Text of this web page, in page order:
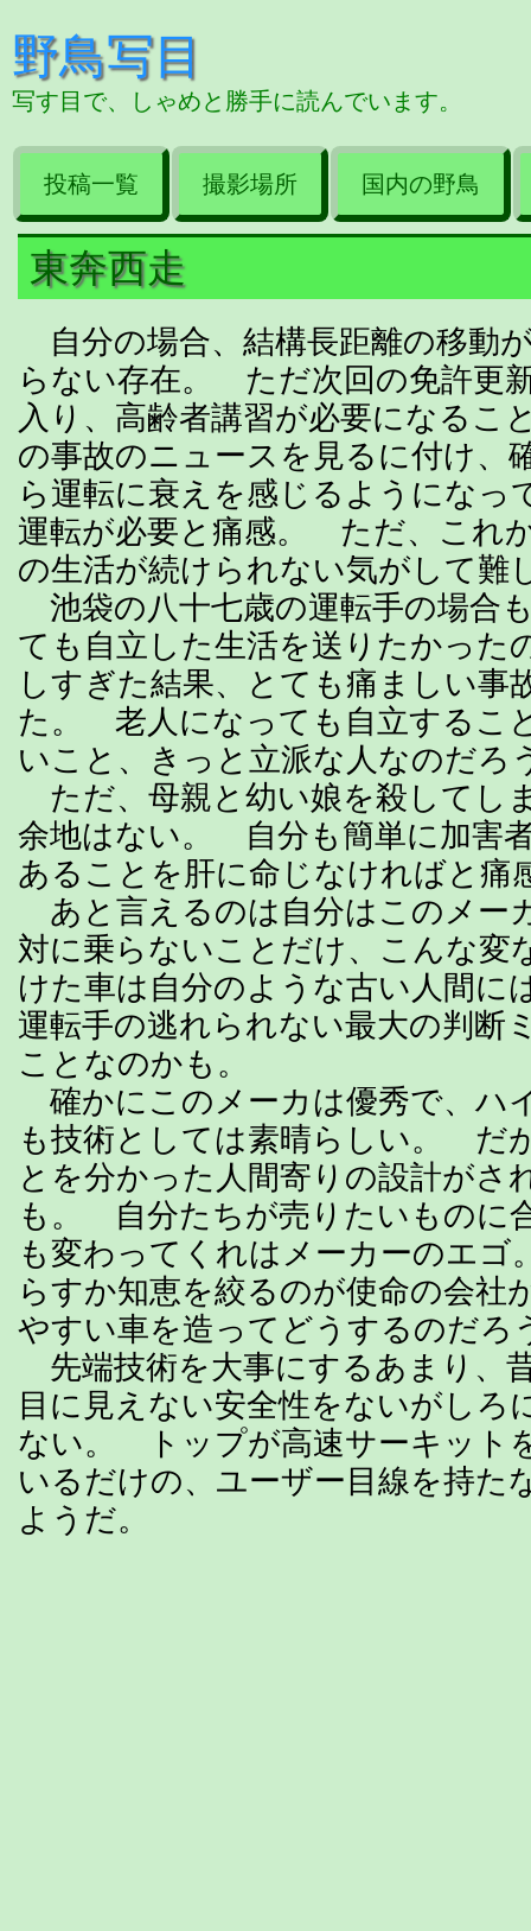
野鳥写目
写す目で、しゃめと勝手に読んでいます。
投稿一覧 撮影場所 国内の野鳥
東奔西走
自分の場合、結構長距離の移動
らない存在。 ただ次回の免許更
入り、高齢者講習が必要になる
の事故のニュースを見るに付け、
ら運転に衰えを感じるようになっ
運転が必要と痛感。 ただ、これ
の生活が続けられない気がして難
池袋の八十七歳の運転手の場合
ても自立した生活を送りたかった
しすぎた結果、とても痛ましい事
た。 老人になっても自立するこ
いこと、きっと立派な人なのだろ
ただ、母親と幼い娘を殺してし
余地はない。 自分も簡単に加害
あることを肝に命じなければと痛
あと言えるのは自分はこのメー
対に乗らないことだけ、こんな変
けた車は自分のような古い人間
運転手の逃れられない最大の判断
ことなのかも。
確かにこのメーカは優秀で、ハ
も技術としては素晴らしい。 だ
とを分かった人間寄りの設計がさ
も。 自分たちが売りたいものに
も変わってくれはメーカーのエ
らすか知恵を絞るのが使命の会社
やすい車を造ってどうするのだろ
先端技術を大事にするあまり、
目に見えない安全性をないがしろ
ない。 トップが高速サーキット
いるだけの、ユーザー目線を持た
ようだ。